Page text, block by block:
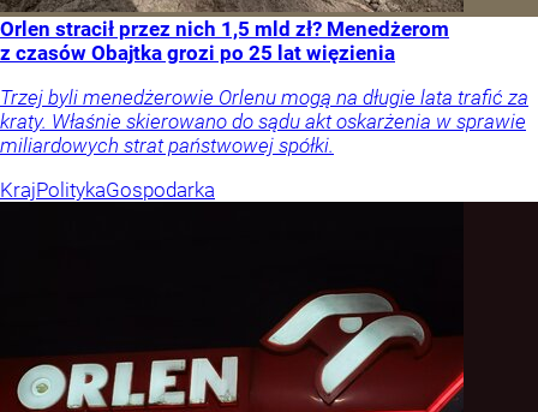
Orlen stracił przez nich 1,5 mld zł? Menedżerom
z czasów Obajtka grozi po 25 lat więzienia
Trzej byli menedżerowie Orlenu mogą na długie lata trafić za
kraty. Właśnie skierowano do sądu akt oskarżenia w sprawie
miliardowych strat państwowej spółki.
KrajPolitykaGospodarka